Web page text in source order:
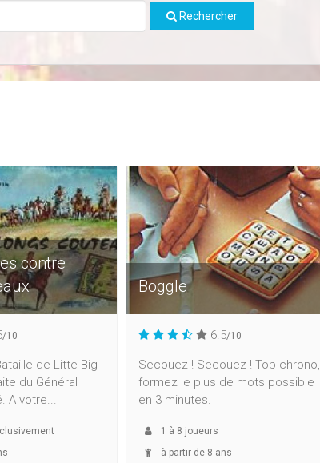
Rechercher
contre
/10
de Litte Big
du Général
A votre...
Boggle
6.5/10
Secouez ! Secouez ! Top chrono,
formez le plus de mots possible
en 3 minutes.
1 à 8 joueurs
à partir de 8 ans